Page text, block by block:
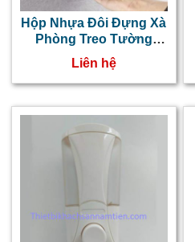
Hộp Nhựa Đôi Đựng Xà
Phòng Treo Tường
Trắng NT0218060
Liên hệ